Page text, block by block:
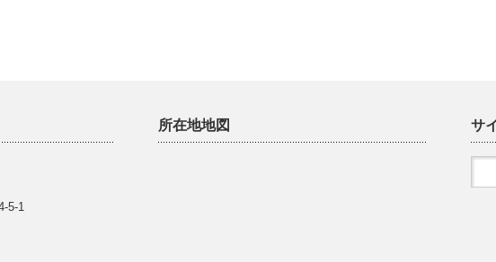
5-1
所在地地図 サ